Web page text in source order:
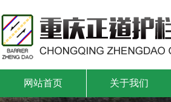
网站首页 关于我们